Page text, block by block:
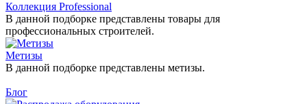
Коллекция Professional
В данной подборке представлены товары для
профессиональных строителей.
Метизы
В данной подборке представлены метизы.
Блог